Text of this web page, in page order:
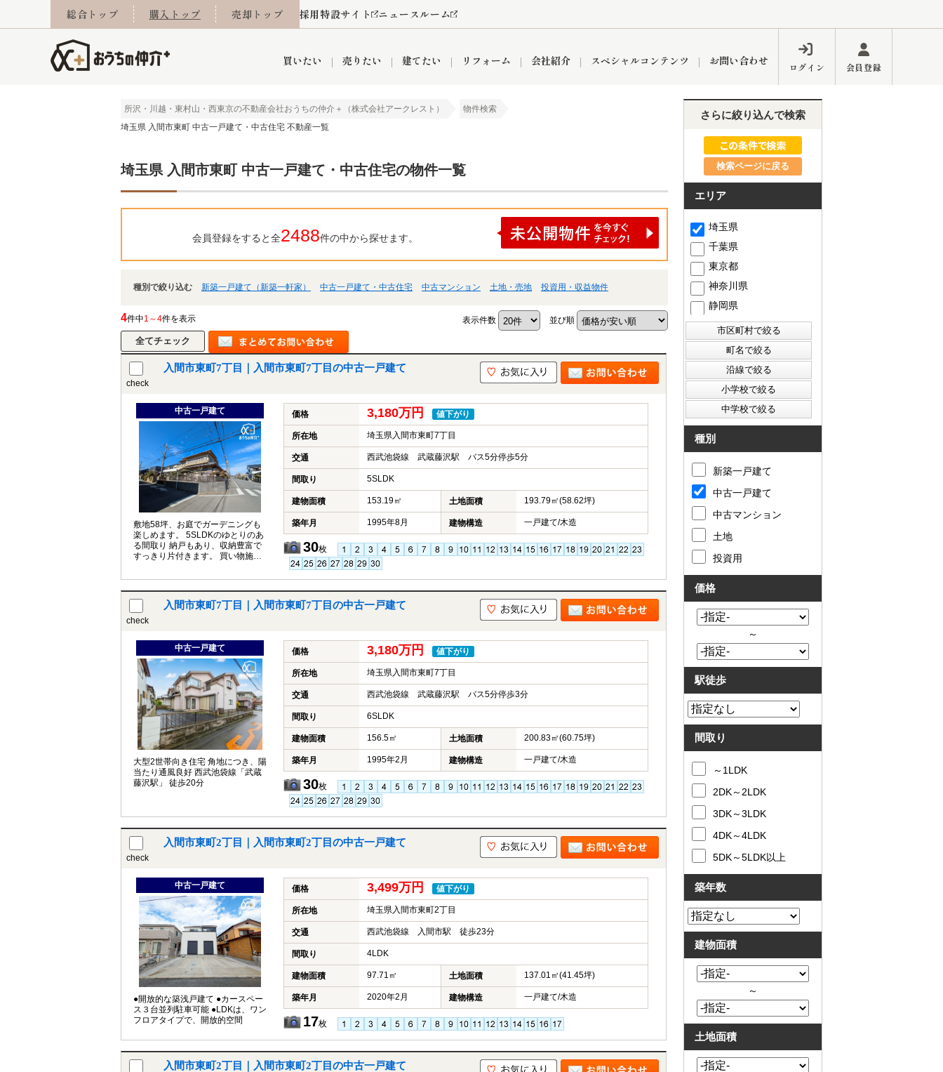
総合トップ 購入トップ 売却トップ 採用特設サイト ニュースルーム
買いたい
川越市 入間市 飯能市 狭山市 ふじみ野市 志木市 新座市 朝霞市 西東京市 東村山市 東大和市
売りたい
練馬区
建てたい リフォーム 会社紹介
インフォメーション ブログ
秋津営業所 東久留米営業所
スペシャルコンテンツ お問い合わせ ログイン 会員登録
所沢・川越・東村山・西東京の不動産会社おうちの仲介＋（株式会社アークレスト）
物件検索
埼玉県 入間市東町 中古一戸建て・中古住宅 不動産一覧
埼玉県 入間市東町 中古一戸建て・中古住宅の物件一覧
会員登録をすると全2488件の中から探せます。
種別で絞り込む 新築一戸建て（新築一軒家） 中古一戸建て・中古住宅 中古マンション 土地・売地 投資用・収益物件
4件中1～4件を表示 表示件数 並び順
check
入間市東町7丁目｜入間市東町7丁目の中古一戸建て
中古一戸建て
敷地58坪、お庭でガーデニングも
楽しめます。 5SLDKのゆとりのあ
る間取り 納戸もあり、収納豊富で
すっきり片付きます。 買い物施設
価格 3,180万円 値下がり
所在地 埼玉県入間市東町7丁目
交通 西武池袋線 武蔵藤沢駅 バス5分停歩5分
間取り 5SLDK
建物面積 153.19㎡ 土地面積 193.79㎡(58.62坪)
築年月 1995年8月 建物構造 一戸建て/木造
30枚
check
入間市東町7丁目｜入間市東町7丁目の中古一戸建て
中古一戸建て
大型2世帯向き住宅 角地につき、陽
当たり通風良好 西武池袋線「武蔵
藤沢駅」 徒歩20分
価格 3,180万円 値下がり
所在地 埼玉県入間市東町7丁目
交通 西武池袋線 武蔵藤沢駅 バス5分停歩3分
間取り 6SLDK
建物面積 156.5㎡ 土地面積 200.83㎡(60.75坪)
築年月 1995年2月 建物構造 一戸建て/木造
30枚
check
入間市東町2丁目｜入間市東町2丁目の中古一戸建て
中古一戸建て
●開放的な築浅戸建て ●カースペー
ス３台並列駐車可能 ●LDKは、ワン
フロアタイプで、開放的空間
価格 3,499万円 値下がり
所在地 埼玉県入間市東町2丁目
交通 西武池袋線 入間市駅 徒歩23分
間取り 4LDK
建物面積 97.71㎡ 土地面積 137.01㎡(41.45坪)
築年月 2020年2月 建物構造 一戸建て/木造
17枚
入間市東町2丁目｜入間市東町2丁目の中古一戸建て
さらに絞り込んで検索
検索ページに戻る
エリア
埼玉県
千葉県
東京都
神奈川県
静岡県
種別
新築一戸建て
中古一戸建て
中古マンション
土地
投資用
価格
～
駅徒歩
間取り
～1LDK
2DK～2LDK
3DK～3LDK
4DK～4LDK
5DK～5LDK以上
築年数
建物面積
～
土地面積